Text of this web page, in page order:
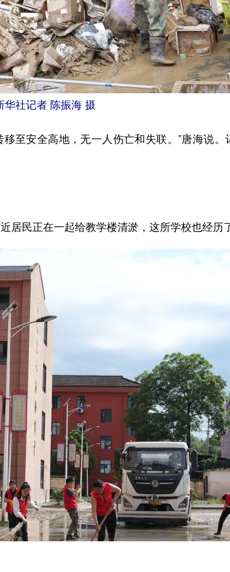
华社记者 陈振海 摄
安全高地，无一人伤亡和失联。”唐海说。
民正在一起给教学楼清淤，这所学校也经历